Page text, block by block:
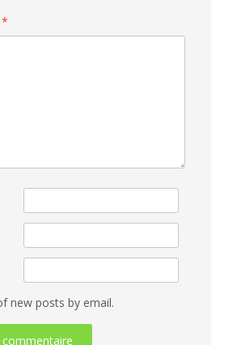
*
new posts by email.